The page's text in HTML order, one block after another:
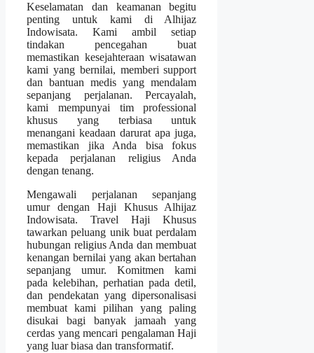
Keselamatan dan keamanan begitu
penting untuk kami di Alhijaz
Indowisata. Kami ambil setiap
tindakan pencegahan buat
memastikan kesejahteraan wisatawan
kami yang bernilai, memberi support
dan bantuan medis yang mendalam
sepanjang perjalanan. Percayalah,
kami mempunyai tim professional
khusus yang terbiasa untuk
menangani keadaan darurat apa juga,
memastikan jika Anda bisa fokus
kepada perjalanan religius Anda
dengan tenang.
Mengawali perjalanan sepanjang
umur dengan Haji Khusus Alhijaz
Indowisata. Travel Haji Khusus
tawarkan peluang unik buat perdalam
hubungan religius Anda dan membuat
kenangan bernilai yang akan bertahan
sepanjang umur. Komitmen kami
pada kelebihan, perhatian pada detil,
dan pendekatan yang dipersonalisasi
membuat kami pilihan yang paling
disukai bagi banyak jamaah yang
cerdas yang mencari pengalaman Haji
yang luar biasa dan transformatif.